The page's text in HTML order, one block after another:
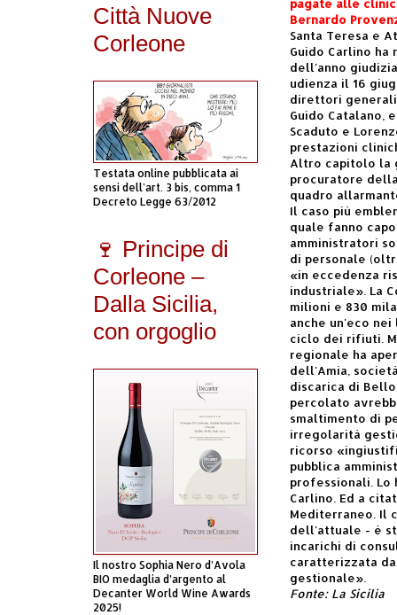
pagate alle
Bernardo
Santa Teresa e
Guido Carlino
dell'anno
udienza il 16
direttori generali
Guido Catalano,
Scaduto e
prestazioni
Altro capitolo la
procuratore
quadro
Il caso più
quale fanno
amministratori
di personale
«in eccedenza
industriale». La
milioni e 830
anche un'eco
ciclo dei rifiuti.
regionale ha
dell'Amia,
discarica di
percolato
smaltimento di
irregolarità
ricorso
pubblica
professionali. Lo
Carlino. Ed a
Mediterraneo. Il
dell'attuale - è
incarichi di
caratterizzata
gestionale».
Fonte: La Sicilia
Città Nuove
Corleone
Testata online pubblicata ai
sensi dell'art. 3 bis, comma 1
Decreto Legge 63/2012
🍷 Principe di
Corleone –
Dalla Sicilia,
con orgoglio
Il nostro Sophia Nero d’Avola
BIO medaglia d’argento al
Decanter World Wine Awards
2025!